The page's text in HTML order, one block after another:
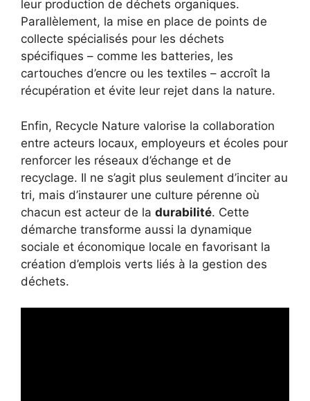
leur production de déchets organiques.
Parallèlement, la mise en place de points de
collecte spécialisés pour les déchets
spécifiques – comme les batteries, les
cartouches d’encre ou les textiles – accroît la
récupération et évite leur rejet dans la nature.
Enfin, Recycle Nature valorise la collaboration
entre acteurs locaux, employeurs et écoles pour
renforcer les réseaux d’échange et de
recyclage. Il ne s’agit plus seulement d’inciter au
tri, mais d’instaurer une culture pérenne où
chacun est acteur de la durabilité. Cette
démarche transforme aussi la dynamique
sociale et économique locale en favorisant la
création d’emplois verts liés à la gestion des
déchets.